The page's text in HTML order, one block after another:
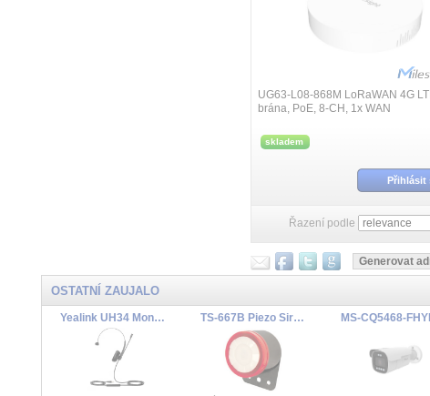
UG63-L08-868M LoRaWAN 4G
brána, PoE, 8-CH, 1x WAN
skladem
Přihlásit
Řazení podle
OSTATNÍ ZAUJALO
Yealink UH34 Mono náhlavní souprava na jedno ucho s USB konektorem TS-667B Piezo Siren 110dB